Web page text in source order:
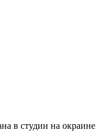
в студии на окраине